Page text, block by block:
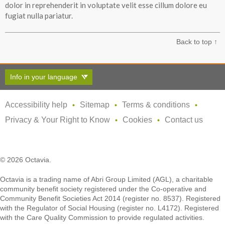
dolor in reprehenderit in voluptate velit esse cillum dolore eu
fugiat nulla pariatur.
Back to top ↑
Info in your language
Accessibility help Sitemap
Terms & conditions
Privacy & Your Right to Know
Cookies Contact us
© 2026 Octavia.
Octavia is a trading name of Abri Group Limited (AGL), a charitable
community benefit society registered under the Co-operative and
Community Benefit Societies Act 2014 (register no. 8537). Registered
with the Regulator of Social Housing (register no. L4172). Registered
with the Care Quality Commission to provide regulated activities.